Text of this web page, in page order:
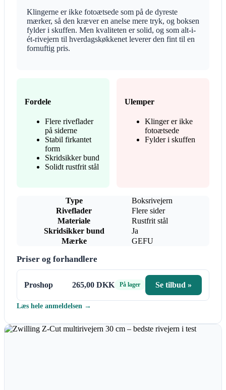
Klingerne er ikke fotoætsede som på de dyreste
mærker, så den kræver en anelse mere tryk, og boksen
fylder i skuffen. Men kvaliteten er solid, og som alt-i-
ét-rivejern til hverdagskøkkenet leverer den fint til en
fornuftig pris.
Fordele
Flere riveflader
på siderne
Stabil firkantet
form
Skridsikker bund
Solidt rustfrit stål
Ulemper
Klinger er ikke
fotoætsede
Fylder i skuffen
Type
Boksrivejern
Riveflader
Flere sider
Materiale
Rustfrit stål
Skridsikker bund
Ja
Mærke
GEFU
Priser og forhandlere
Proshop 265,00 DKK På lager Se tilbud »
Læs hele anmeldelsen →